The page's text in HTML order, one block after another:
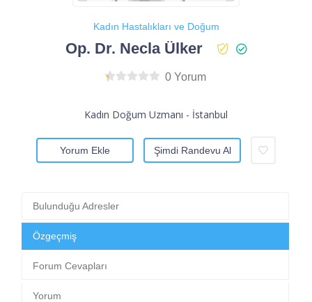
Kadın Hastalıkları ve Doğum
Op. Dr. Necla Ülker
0 Yorum
Kadın Doğum Uzmanı - İstanbul
Yorum Ekle Şimdi Randevu Al
Bulunduğu Adresler
Özgeçmiş
Forum Cevapları
Yorum